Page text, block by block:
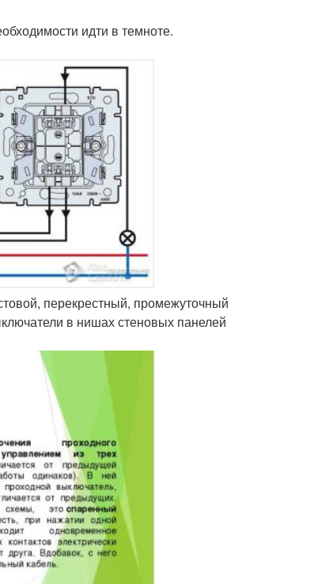
идти в темноте.
перекрестный, промежуточный
в нишах стеновых панелей